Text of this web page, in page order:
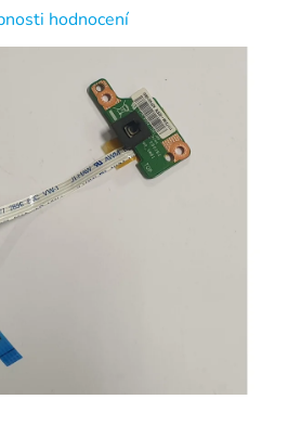
hodnocení